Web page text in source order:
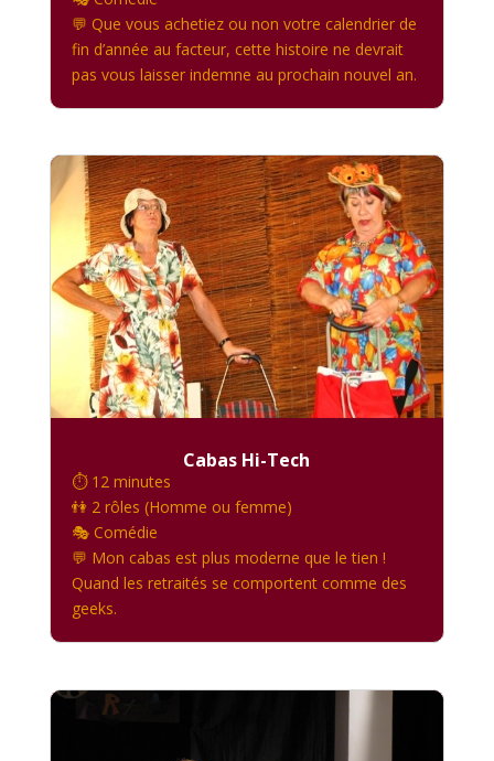
💬 Que vous achetiez ou non votre calendrier de
fin d’année au facteur, cette histoire ne devrait
pas vous laisser indemne au prochain nouvel an.
Cabas Hi-Tech
⏱️ 12 minutes
👫 2 rôles (Homme ou femme)
🎭 Comédie
💬 Mon cabas est plus moderne que le tien !
Quand les retraités se comportent comme des
geeks.